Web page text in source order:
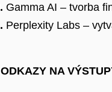
Gamma AI – tvorba
Perplexity Labs –
ODKAZY NA